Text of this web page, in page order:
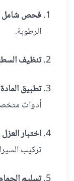
فحص شامل
الرطوبة.
تنظيف
تطبيق المادة
أدوات
اختبار العزل
تركيب